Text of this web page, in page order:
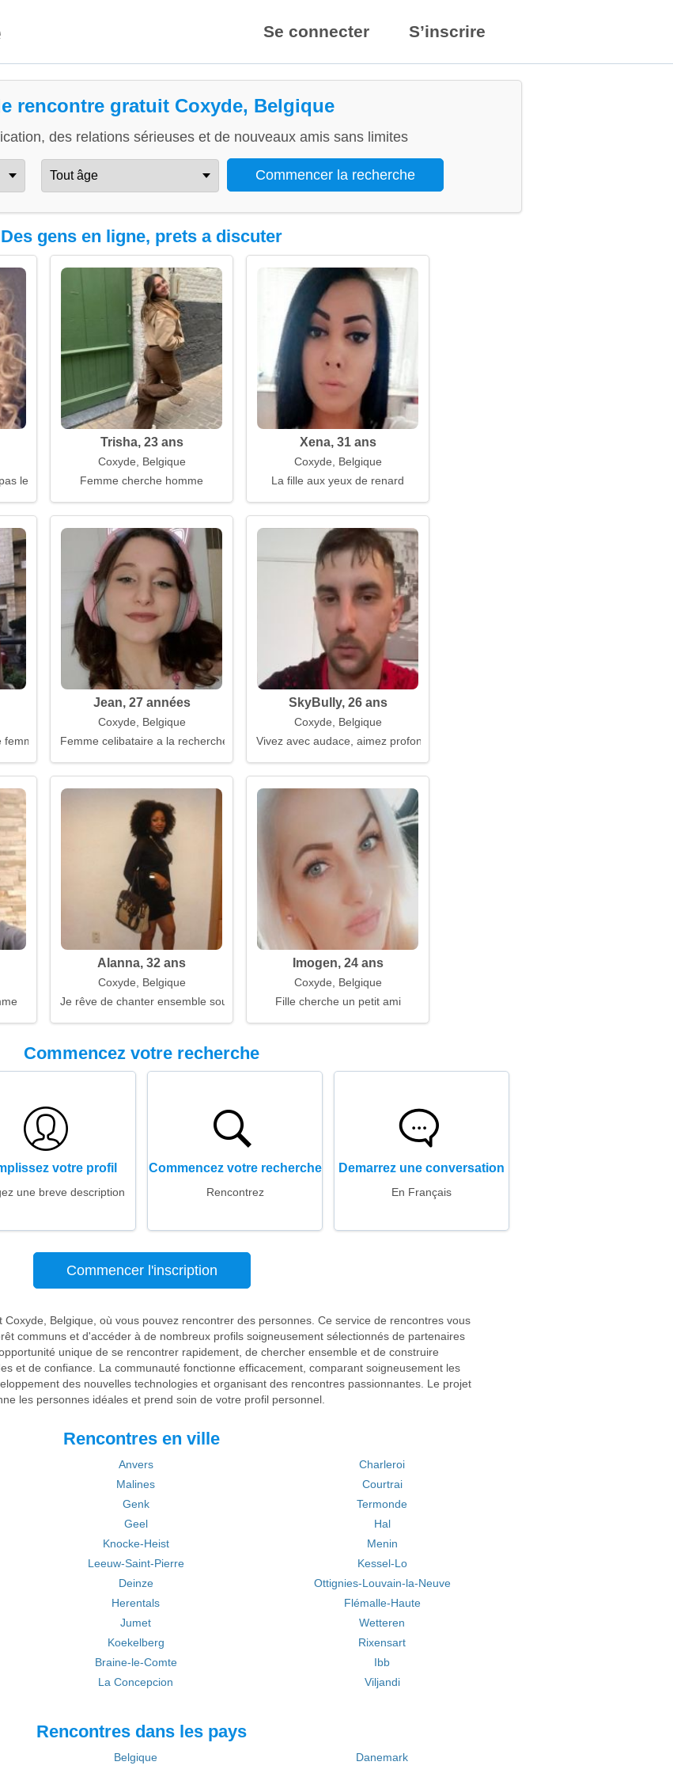
Se connecter S’inscrire
rencontre gratuit Coxyde, Belgique
des relations sérieuses et de nouveaux amis sans limites
Des gens en ligne, prets a discuter
le corps
Trisha, 23 ans
Coxyde, Belgique
Femme cherche homme
Xena, 31 ans
Coxyde, Belgique
La fille aux yeux de renard
Jean, 27 années
Coxyde, Belgique
Femme celibataire a la recherche d'un mari
SkyBully, 26 ans
Coxyde, Belgique
Vivez avec audace, aimez profondément
Alanna, 32 ans
Coxyde, Belgique
Je rêve de chanter ensemble sous la douche
Imogen, 24 ans
Coxyde, Belgique
Fille cherche un petit ami
Commencez votre recherche
votre profil
une breve description
Commencez votre recherche
Rencontrez
Demarrez une conversation
En Français
Commencer l'inscription
Belgique, où vous pouvez rencontrer des personnes. Ce service de rencontres vous
communs et d'accéder à de nombreux profils soigneusement sélectionnés de partenaires
unique de se rencontrer rapidement, de chercher ensemble et de construire
et de confiance. La communauté fonctionne efficacement, comparant soigneusement les
des nouvelles technologies et organisant des rencontres passionnantes. Le projet
les personnes idéales et prend soin de votre profil personnel.
Rencontres en ville
Anvers
Charleroi
Malines
Courtrai
Genk
Termonde
Geel
Hal
Knocke-Heist
Menin
Leeuw-Saint-Pierre
Kessel-Lo
Deinze
Ottignies-Louvain-la-Neuve
Herentals
Flémalle-Haute
Jumet
Wetteren
Koekelberg
Rixensart
Braine-le-Comte
Ibb
La Concepcion Viljandi
Rencontres dans les pays
Belgique
Danemark